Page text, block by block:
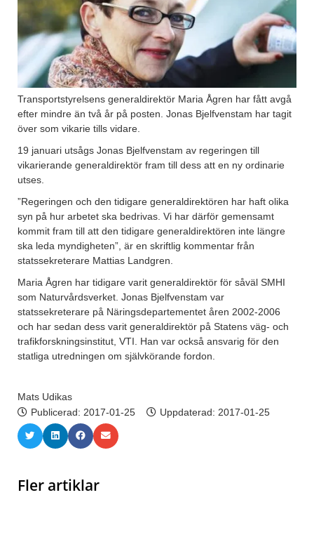
Transportstyrelsens generaldirektör Maria Ågren har fått avgå
efter mindre än två år på posten. Jonas Bjelfvenstam har tagit
över som vikarie tills vidare.
19 januari utsågs Jonas Bjelfvenstam av regeringen till
vikarierande generaldirektör fram till dess att en ny ordinarie
utses.
”Regeringen och den tidigare generaldirektören har haft olika
syn på hur arbetet ska bedrivas. Vi har därför gemensamt
kommit fram till att den tidigare generaldirektören inte längre
ska leda myndigheten”, är en skriftlig kommentar från
statssekreterare Mattias Landgren.
Maria Ågren har tidigare varit generaldirektör för såväl SMHI
som Naturvårdsverket. Jonas Bjelfvenstam var
statssekreterare på Näringsdepartementet åren 2002-2006
och har sedan dess varit generaldirektör på Statens väg- och
trafikforskningsinstitut, VTI. Han var också ansvarig för den
statliga utredningen om självkörande fordon.
Mats Udikas
Publicerad: 2017-01-25 Uppdaterad: 2017-01-25
Fler artiklar